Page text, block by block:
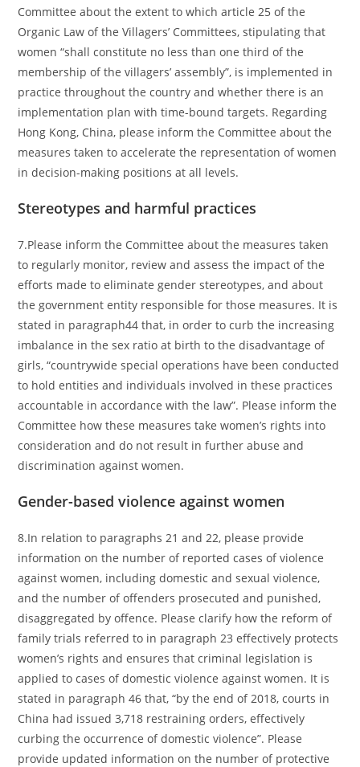
Committee about the extent to which article 25 of the
Organic Law of the Villagers’ Committees, stipulating that
women “shall constitute no less than one third of the
membership of the villagers’ assembly”, is implemented in
practice throughout the country and whether there is an
implementation plan with time-bound targets. Regarding
Hong Kong, China, please inform the Committee about the
measures taken to accelerate the representation of women
in decision-making positions at all levels.
Stereotypes and harmful practices
7.Please inform the Committee about the measures taken
to regularly monitor, review and assess the impact of the
efforts made to eliminate gender stereotypes, and about
the government entity responsible for those measures. It is
stated in paragraph44 that, in order to curb the increasing
imbalance in the sex ratio at birth to the disadvantage of
girls, “countrywide special operations have been conducted
to hold entities and individuals involved in these practices
accountable in accordance with the law”. Please inform the
Committee how these measures take women’s rights into
consideration and do not result in further abuse and
discrimination against women.
Gender-based violence against women
8.In relation to paragraphs 21 and 22, please provide
information on the number of reported cases of violence
against women, including domestic and sexual violence,
and the number of offenders prosecuted and punished,
disaggregated by offence. Please clarify how the reform of
family trials referred to in paragraph 23 effectively protects
women’s rights and ensures that criminal legislation is
applied to cases of domestic violence against women. It is
stated in paragraph 46 that, “by the end of 2018, courts in
China had issued 3,718 restraining orders, effectively
curbing the occurrence of domestic violence”. Please
provide updated information on the number of protective